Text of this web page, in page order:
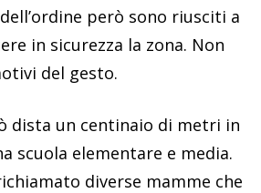
però sono riusciti a
in sicurezza la zona. Non
del gesto.
dista un centinaio di metri in
scuola elementare e media.
diverse mamme che